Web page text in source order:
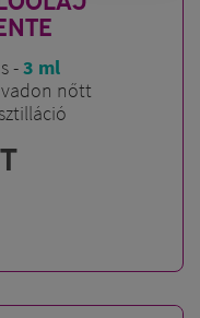
-3 ml
vadon nőtt